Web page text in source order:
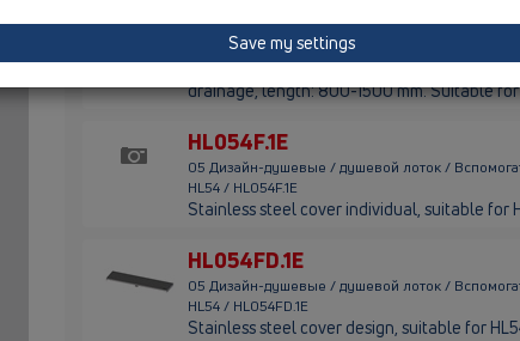
05 Дизайн-душевые / душевой лоток /
HL54 / HL54W
Stainless steel shower channel matt for
drainage, length: 800-1500 mm. Suitable
HL054F.1E
05 Дизайн-душевые / душевой лоток /
HL54 / HL054F.1E
Stainless steel cover individual, suitable for
HL054FD.1E
05 Дизайн-душевые / душевой лоток /
HL54 / HL054FD.1E
Stainless steel cover design, suitable for
Save my settings